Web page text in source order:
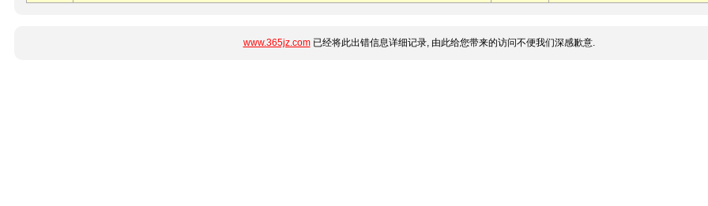
www.365jz.com已经将此出错信息详细记录, 由此给您带来的访问不便我们深感歉意.